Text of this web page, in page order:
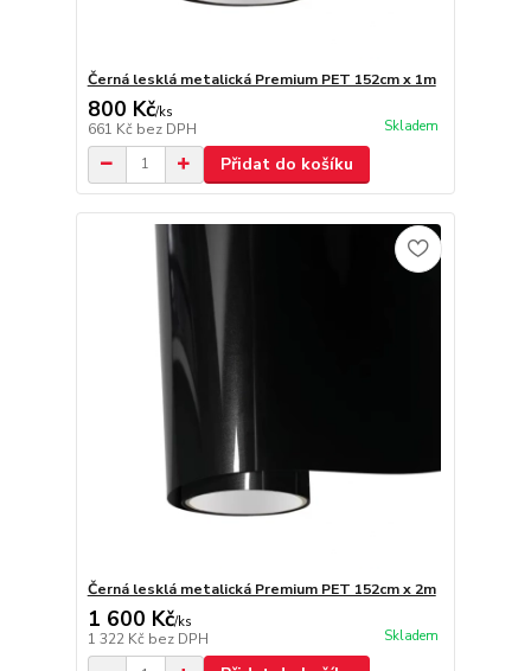
Černá lesklá metalická Premium PET 152cm x 1m
800 Kč/ks
661 Kč bez DPH Skladem
Přidat do košíku
Černá lesklá metalická Premium PET 152cm x 2m
1 600 Kč/ks
1 322 Kč bez DPH Skladem